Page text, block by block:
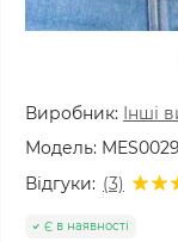
Виробник: Інші
Модель: MES0029
Відгуки: (3)
Є в наявності